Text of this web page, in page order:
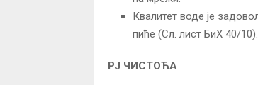
Квалитет воде је
пиће (Сл. лист БиХ 40/10).
РЈ ЧИСТОЋА